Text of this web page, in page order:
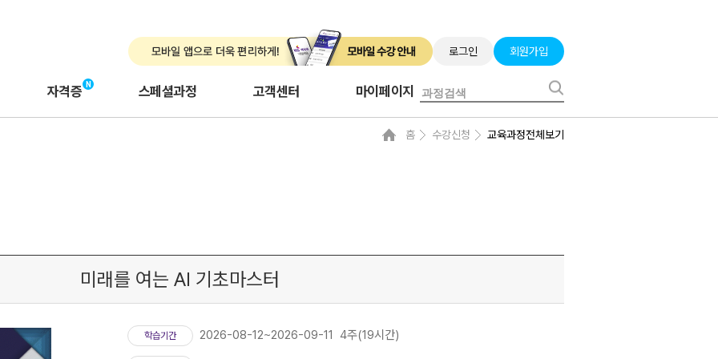
로그인 회원가입
자격증 스페셜과정 고객센터 마이페이지
홈 수강신청 교육과정전체보기
미래를 여는 AI 기초마스터
학습기간 2026-08-12~2026-09-11 4주(19시간)